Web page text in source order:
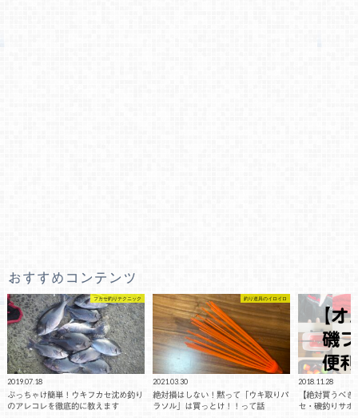
おすすめコンテンツ
釣り道具のイロイロ
2021.03.30
絶対損はしない！黙って「ウキ取りパ
ラソル」は買っとけ！！って話
釣り道具のイロイロ
2018.11.28
【絶対買うべき】マジで便利なフカ
セ・磯釣りサポート便利グッズ15品
2021.04.08
【大きなウキ
大好きな釣研デ